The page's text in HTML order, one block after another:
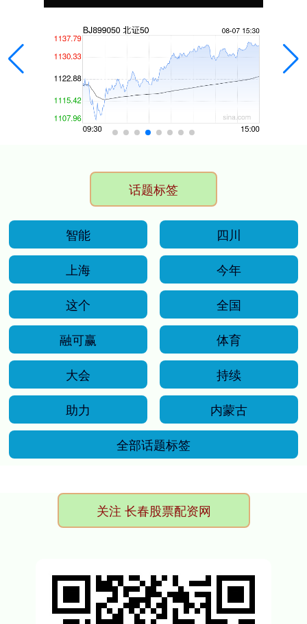
话题标签
智能
四川
上海
今年
这个
全国
融可赢
体育
大会
持续
助力
内蒙古
全部话题标签
关注 长春股票配资网